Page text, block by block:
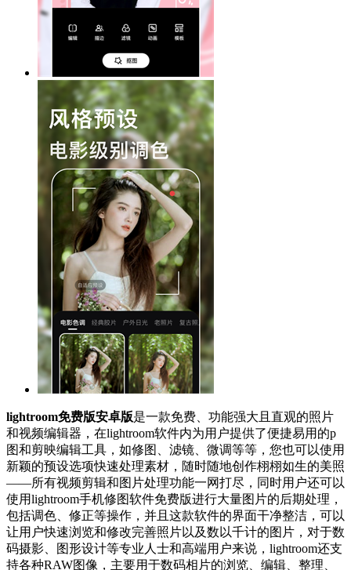
lightroom免费版安卓版是一款免费、功能强大且直观的照片
和视频编辑器，在lightroom软件内为用户提供了便捷易用的p
图和剪映编辑工具，如修图、滤镜、微调等等，您也可以使用
新颖的预设选项快速处理素材，随时随地创作栩栩如生的美照
——所有视频剪辑和图片处理功能一网打尽，同时用户还可以
使用lightroom手机修图软件免费版进行大量图片的后期处理，
包括调色、修正等操作，并且这款软件的界面干净整洁，可以
让用户快速浏览和修改完善照片以及数以千计的图片，对于数
码摄影、图形设计等专业人士和高端用户来说，lightroom还支
持各种RAW图像，主要用于数码相片的浏览、编辑、整理、